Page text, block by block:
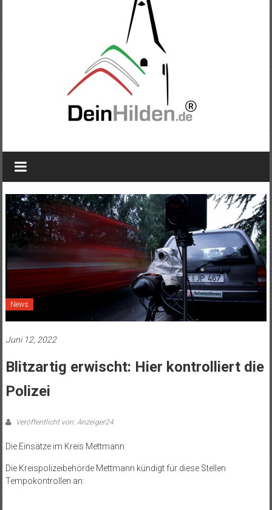
News
Juni 12, 2022
Blitzartig erwischt: Hier kontrolliert die
Polizei
Veröffentlicht von: Anzeiger24
Die Einsätze im Kreis Mettmann
Die Kreispolizeibehörde Mettmann kündigt für diese Stellen
Tempokontrollen an: